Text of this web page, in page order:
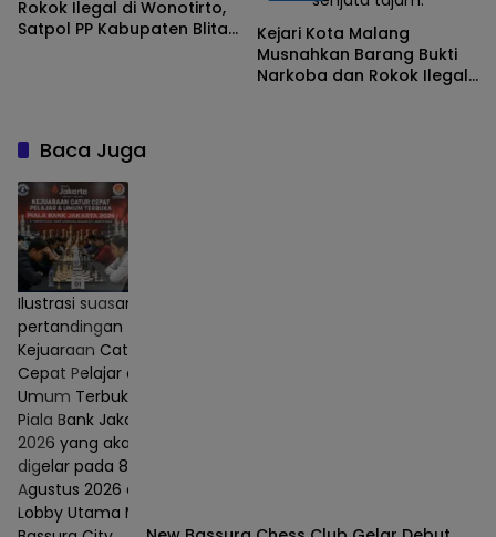
Rokok Ilegal di Wonotirto,
Satpol PP Kabupaten Blitar
Kejari Kota Malang
Musnahkan Barang Bukti
Narkoba dan Rokok Ilegal
Baca Juga
Ilustrasi suasana
pertandingan
Kejuaraan Catur
Cepat Pelajar dan
Umum Terbuka
Piala Bank Jakarta
2026 yang akan
digelar pada 8–9
Agustus 2026 di
Lobby Utama Mall